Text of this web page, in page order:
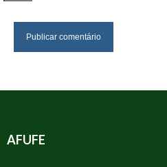
AFUFE